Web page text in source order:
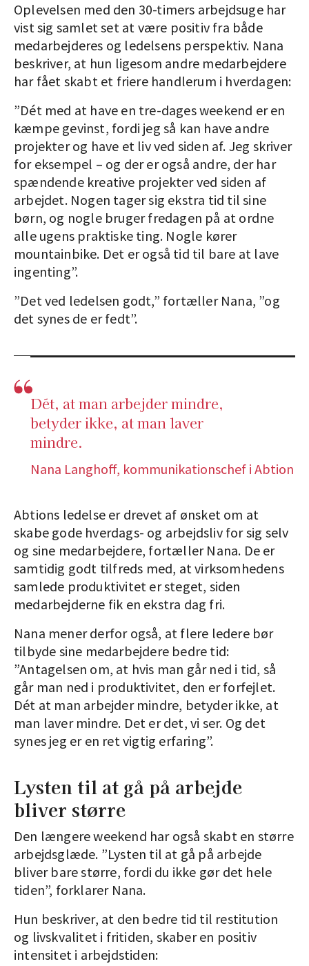
Oplevelsen med den 30-timers arbejdsuge har
vist sig samlet set at være positiv fra både
medarbejderes og ledelsens perspektiv. Nana
beskriver, at hun ligesom andre medarbejdere
har fået skabt et friere handlerum i hverdagen:
”Dét med at have en tre-dages weekend er en
kæmpe gevinst, fordi jeg så kan have andre
projekter og have et liv ved siden af. Jeg skriver
for eksempel – og der er også andre, der har
spændende kreative projekter ved siden af
arbejdet. Nogen tager sig ekstra tid til sine
børn, og nogle bruger fredagen på at ordne
alle ugens praktiske ting. Nogle kører
mountainbike. Det er også tid til bare at lave
ingenting”.
”Det ved ledelsen godt,” fortæller Nana, ”og
det synes de er fedt”.
Dét, at man arbejder mindre,
betyder ikke, at man laver
mindre.
Nana Langhoff, kommunikationschef i Abtion
Abtions ledelse er drevet af ønsket om at
skabe gode hverdags- og arbejdsliv for sig selv
og sine medarbejdere, fortæller Nana. De er
samtidig godt tilfreds med, at virksomhedens
samlede produktivitet er steget, siden
medarbejderne fik en ekstra dag fri.
Nana mener derfor også, at flere ledere bør
tilbyde sine medarbejdere bedre tid:
”Antagelsen om, at hvis man går ned i tid, så
går man ned i produktivitet, den er forfejlet.
Dét at man arbejder mindre, betyder ikke, at
man laver mindre. Det er det, vi ser. Og det
synes jeg er en ret vigtig erfaring”.
Lysten til at gå på arbejde
bliver større
Den længere weekend har også skabt en større
arbejdsglæde. ”Lysten til at gå på arbejde
bliver bare større, fordi du ikke gør det hele
tiden”, forklarer Nana.
Hun beskriver, at den bedre tid til restitution
og livskvalitet i fritiden, skaber en positiv
intensitet i arbejdstiden: